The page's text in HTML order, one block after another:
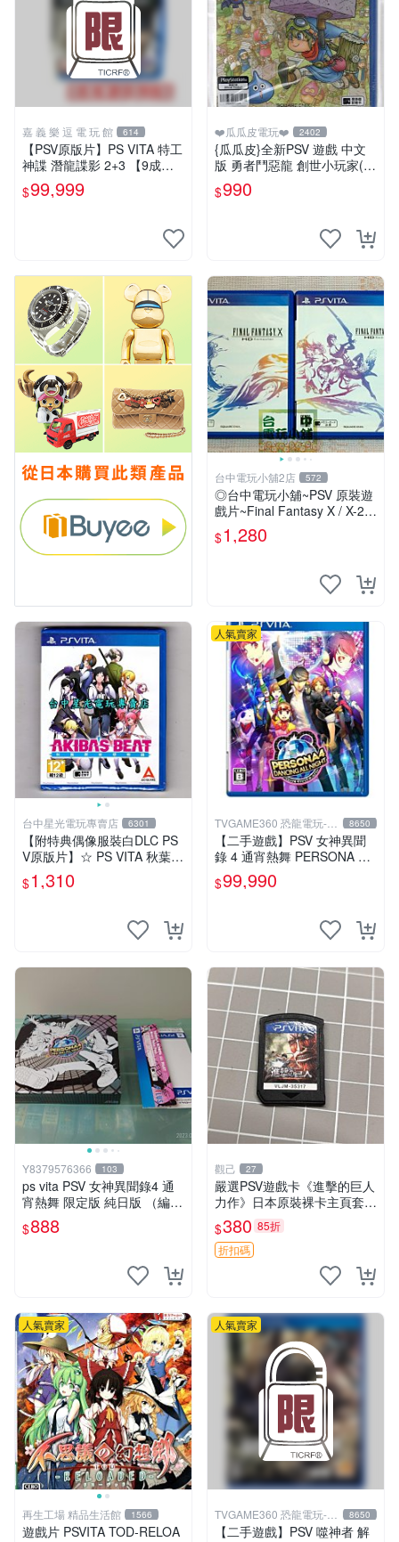
嘉 義 樂 逗 電 玩 館 614
【PSV原版片】PS VITA 特工
神諜 潛龍諜影 2+3 【9成
新】✪中古二手✪嘉義樂逗電
玩館
$99,999
❤️瓜瓜皮電玩❤️ 2402
{瓜瓜皮}全新PSV 遊戲 中文
版 勇者鬥惡龍 創世小玩家(遊
戲都有回收)
$990
台中電玩小舖2店 572
◎台中電玩小舖~PSV 原裝遊
戲片~Final Fantasy X / X-2 H
D 太空戰士 10 / 10-2
$1,280
台中星光電玩專賣店 6301
【附特典偶像服裝白DLC PS
V原版片】☆ PS VITA 秋葉原
妄想物語 秋葉潮物語 ☆中文
版全新品【台中星光電玩】
$1,310
人氣賣家
TVGAME360 恐龍電玩-台
中店
8650
【二手遊戲】PSV 女神異聞
錄 4 通宵熱舞 PERSONA 4 D
ANCING ALL NIGHT 日文版
台中恐龍
$99,990
Y8379576366 103
ps vita PSV 女神異聞錄4 通
宵熱舞 限定版 純日版 （編號
17）
$888
觀己 27
嚴選PSV遊戲卡《進擊的巨人
力作》日本原裝裸卡主頁套組
進擊的巨人 PSV 日本裸卡 主
頁套組
$380 85折
折扣碼
人氣賣家
再生工場 精品生活館 1566
遊戲片 PSVITA TOD-RELOA
人氣賣家
TVGAME360 恐龍電玩-台
中店
8650
【二手遊戲】PSV 噬神者 解